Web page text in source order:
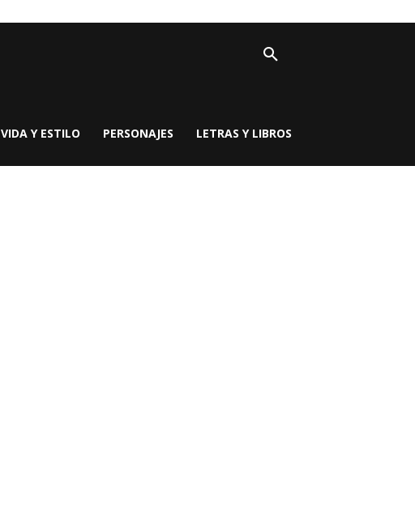
VIDA Y ESTILO PERSONAJES LETRAS Y LIBROS